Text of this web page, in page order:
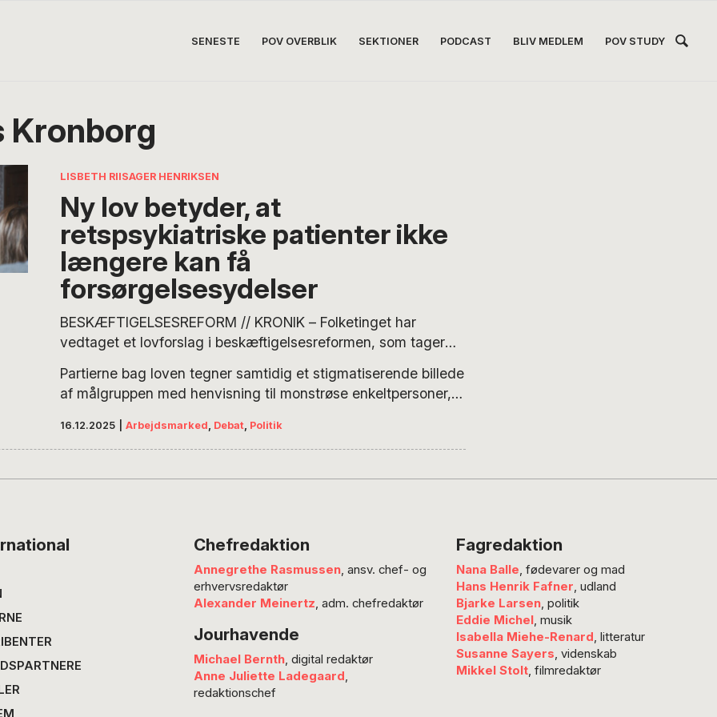
SENESTE POV OVERBLIK SEKTIONER PODCAST BLIV MEDLEM POV STUDY
Kronborg
LISBETH RIISAGER HENRIKSEN
Ny lov betyder, at
retspsykiatriske patienter ikke
længere kan få
forsørgelsesydelser
BESKÆFTIGELSESREFORM // KRONIK – Folketinget har
vedtaget et lovforslag i beskæftigelsesreformen, som tager
eller under behandling i retspsykiatrien.
Partierne bag loven tegner samtidig et stigmatiserende billede
af målgruppen med henvisning til monstrøse enkeltpersoner,
Lisbeth Riisager Henriksen.
16.12.2025 Arbejdsmarked Debat, Politik
Chefredaktion
Annegrethe Rasmussen, ansv. chef- og
erhvervsredaktør
Alexander Meinertz, adm. chefredaktør
Jourhavende
Michael Bernth, digital redaktør
Anne Juliette Ladegaard,
redaktionschef
Fagredaktion
Nana Balle, fødevarer og mad
Hans Henrik Fafner, udland
Bjarke Larsen, politik
Eddie Michel, musik
Isabella Miehe-Renard, litteratur
Susanne Sayers, videnskab
Mikkel Stolt, filmredaktør